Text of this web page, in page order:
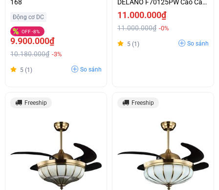
168
Động cơ DC
OFF -8%
9.900.000₫
10.180.000₫ -3%
5 (1) So sánh
DELANO F70125PW Cao Cấp
Chính Hãng
11.000.000₫
11.000.000₫ -0%
5 (1) So sánh
Freeship Freeship